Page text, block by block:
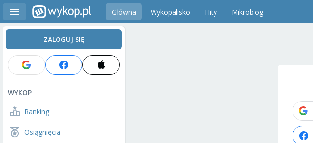
Główna Wykopalisko Hity Mikroblog
ZALOGUJ SIĘ
WYKOP
Ranking
Osiągnięcia